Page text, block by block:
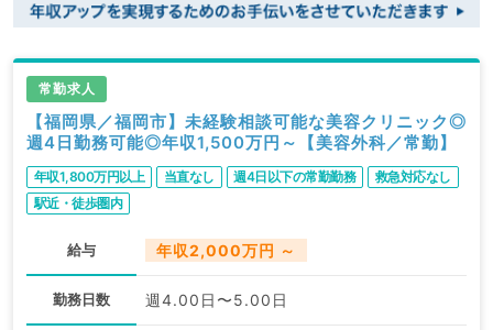
常勤求人
【福岡県／福岡市】未経験相談可能な美容クリニック◎
週4日勤務可能◎年収1,500万円～【美容外科／常勤】
年収1,800万円以上 当直なし 週4日以下の常勤勤務
救急対応なし
駅近・徒歩圏内
給与 年収2,000万円 ～
勤務日数 週4.00日〜5.00日